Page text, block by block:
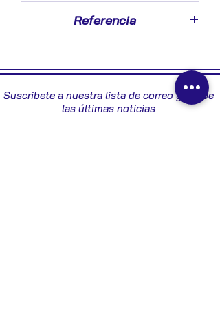
Referencia
Suscribete a nuestra lista de correo y recibe
las últimas noticias